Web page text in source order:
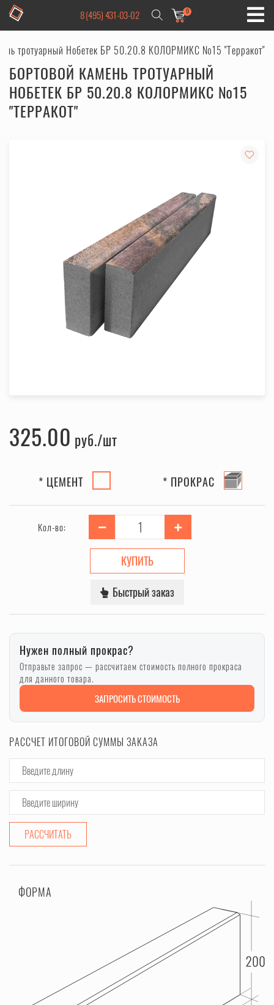
8 (495) 431-03-02 0
тротуарный Нобетек БР 50.20.8 КОЛОРМИКС №15 "Терракот"
БОРТОВОЙ КАМЕНЬ ТРОТУАРНЫЙ
НОБЕТЕК БР 50.20.8 КОЛОРМИКС №15
"ТЕРРАКОТ"
325.00 руб.
* ЦЕМЕНТ * ПРОКРАС
Кол-во:
КУПИТЬ
Быстрый заказ
Нужен полный прокрас?
Отправьте запрос — рассчитаем стоимость полного прокраса
для данного товара.
ЗАПРОСИТЬ СТОИМОСТЬ
РАССЧЕТ ИТОГОВОЙ СУММЫ ЗАКАЗА
РАССЧИТАТЬ
ФОРМА